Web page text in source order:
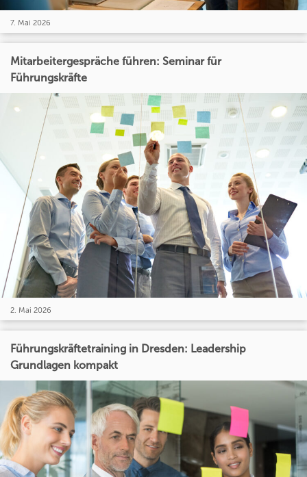
7. Mai 2026
Mitarbeitergespräche führen: Seminar für
Führungskräfte
2. Mai 2026
Führungskräftetraining in Dresden: Leadership
Grundlagen kompakt